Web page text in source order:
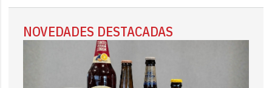
NOVEDADES DESTACADAS